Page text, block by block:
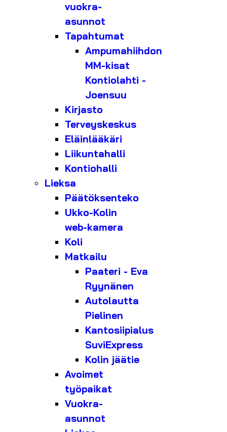
vuokra-
asunnot
Tapahtumat
Ampumahiihdon
MM-kisat
Kontiolahti -
Joensuu
Kirjasto
Terveyskeskus
Eläinlääkäri
Liikuntahalli
Kontiohalli
Lieksa
Päätöksenteko
Ukko-Kolin
web-kamera
Koli
Matkailu
Paateri - Eva
Ryynänen
Autolautta
Pielinen
Kantosiipialus
SuviExpress
Kolin jäätie
Avoimet
työpaikat
Vuokra-
asunnot